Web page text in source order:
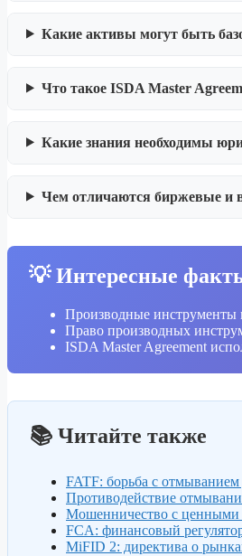
Какие активы могут быть
Что такое ISDA Master
Какие знания необходимы
Чем отличаются биржевые и
💡 Интересные
Производные инструменты
Право производных
ISDA Master Agreement
📚 Читайте также
FATF: борьба с
Противодействие
Мошенничество с ценными
FCA: финансовый
MiFID 2: директива о